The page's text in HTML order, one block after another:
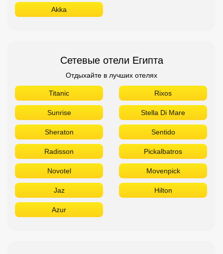
Akka
Сетевые отели Египта
Отдыхайте в лучших отелях
Titanic Rixos
Sunrise Stella Di Mare
Sheraton Sentido
Radisson Pickalbatros
Novotel Movenpick
Jaz Hilton
Azur